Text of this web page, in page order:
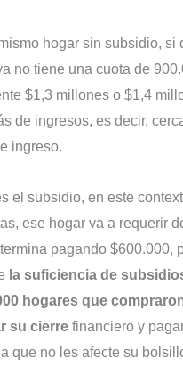
hogar sin subsidio, si
no tiene una cuota de
$1,3 millones o $1,4
de ingresos, es decir,
ingreso.
el subsidio, en este
ese hogar va a requerir
pagando $600.000,
la suficiencia de
hogares que
su cierre financiero y
que no les afecte su